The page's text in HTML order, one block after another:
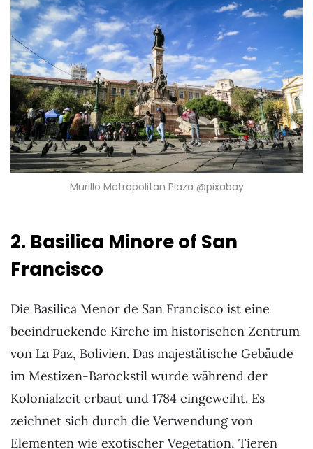
Murillo Metropolitan Plaza @pixabay
2. Basilica Minore of San
Francisco
Die Basilica Menor de San Francisco ist eine
beeindruckende Kirche im historischen Zentrum
von La Paz, Bolivien. Das majestätische Gebäude
im Mestizen-Barockstil wurde während der
Kolonialzeit erbaut und 1784 eingeweiht. Es
zeichnet sich durch die Verwendung von
Elementen wie exotischer Vegetation, Tieren